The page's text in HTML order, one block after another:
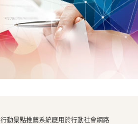
行動景點推薦系統應用於行動社會網路